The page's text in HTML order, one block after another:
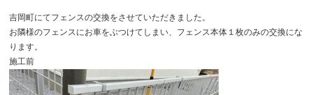
吉岡町にてフェンスの交換をさせていただきました。
お隣様のフェンスにお車をぶつけてしまい、フェンス本体１枚のみの交換にな
ります。
施工前